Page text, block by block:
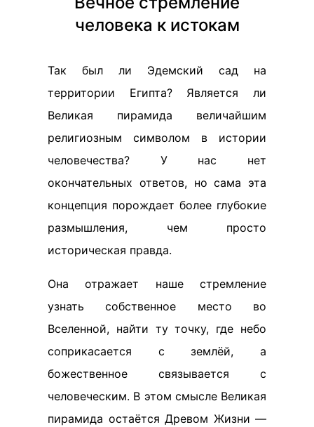
человека к истокам
Так был ли Эдемский сад на
территории Египта? Является ли
Великая пирамида величайшим
религиозным символом в истории
человечества? У нас нет
окончательных ответов, но сама эта
концепция порождает более глубокие
размышления, чем просто
историческая правда.
Она отражает наше стремление
узнать собственное место во
Вселенной, найти ту точку, где небо
соприкасается с землёй, а
божественное связывается с
человеческим. В этом смысле Великая
пирамида остаётся Древом Жизни —